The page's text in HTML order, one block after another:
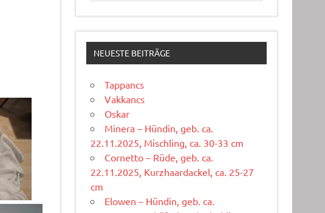
NEUESTE BEITRÄGE
Tappancs
Vakkancs
Oskar
Minera – Hündin, geb. ca.
22.11.2025, Mischling, ca. 30-33 cm
Cornetto – Rüde, geb. ca.
22.11.2025, Kurzhaardackel, ca. 25-27
cm
Elowen – Hündin, geb. ca.